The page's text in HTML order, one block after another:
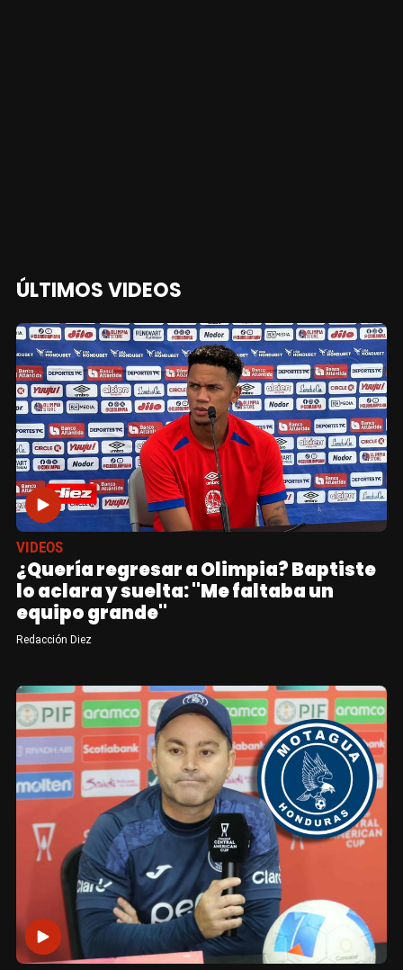
ÚLTIMOS VIDEOS
VIDEOS
¿Quería regresar a Olimpia? Baptiste
lo aclara y suelta: "Me faltaba un
equipo grande"
Redacción Diez